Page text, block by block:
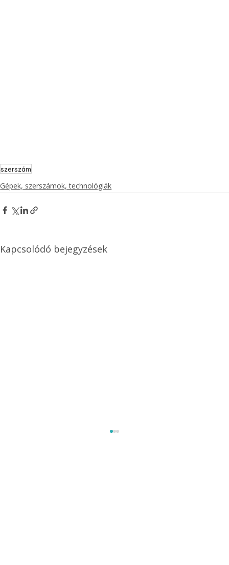
szerszám
Gépek, szerszámok, technológiák
Kapcsolódó bejegyzések